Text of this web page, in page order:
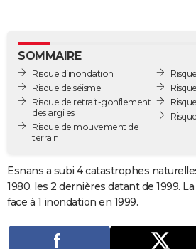
GUIDES D'ACHAT
BONS PLANS
CARTE DE VOEUX
Carte de Noël
Carte Bonne année
Carte Saint-Valentin
Carte Pâques
Carte d'anniversaire
DICTIONNAIRE
COPAINS D'AVANT
SOMMAIRE
Risque d’inondation
Risque de séisme
Risque de retrait-gonflement
des argiles
Risque de mouvement de
terrain
Esnans a subi 4 catastrophes
1980, les 2 dernières datant de 1999.
face à 1 inondation en 1999.